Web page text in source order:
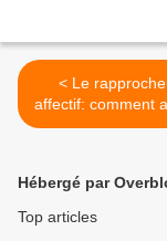
< Le rapprochement
affectif: comment
les relations de
Hébergé par
Top articles